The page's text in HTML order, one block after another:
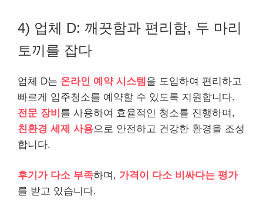
4) 업체 D: 깨끗함과 편리함, 두 마리
토끼를 잡다
업체 D는 온라인 예약 시스템 을 도입하여 편리하고
빠르게 입주청소를 예약할 수 있도록 지원합니다.
전문 장비 를 사용하여 효율적인 청소를 진행하며,
친환경 세제 사용으로 안전하고 건강한 환경을 조성
합니다.
후기가 다소 부족하며, 가격이 다소 비싸다는 평가
를 받고 있습니다.